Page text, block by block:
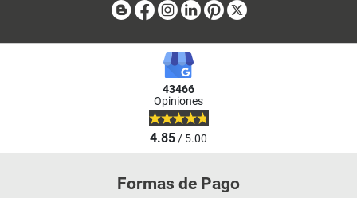
BlogFacebook
Instagram
LinkedinPinterest
43466
Opiniones
4.85/ 5.00
Formas de Pago